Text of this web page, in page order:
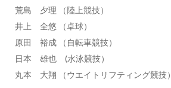
荒島 夕理 （陸上競技）
井上 全悠 （卓球）
原田 裕成 （自転車競技）
日本 雄也 (水泳競技）
丸本 大翔 （ウエイトリフティング競技）